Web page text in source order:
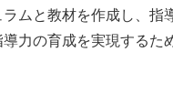
ムと教材を作成し、指
⼒の育成を実現するた